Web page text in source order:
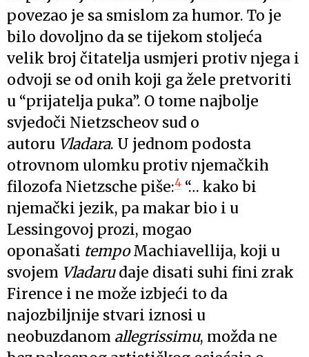
povezao je sa smislom za humor. To je
bilo dovoljno da se tijekom stoljeća
velik broj čitatelja usmjeri protiv njega i
odvoji se od onih koji ga žele pretvoriti
u “prijatelja puka”. O tome najbolje
svjedoči Nietzscheov sud o
autoru Vladara. U jednom podosta
otrovnom ulomku protiv njemačkih
filozofa Nietzsche piše:4 “… kako bi
njemački jezik, pa makar bio i u
Lessingovoj prozi, mogao
oponašati tempoMachiavellija, koji u
svojem Vladarudaje disati suhi fini zrak
Firence i ne može izbjeći to da
najozbiljnije stvari iznosi u
neobuzdanom allegrissimu, možda ne